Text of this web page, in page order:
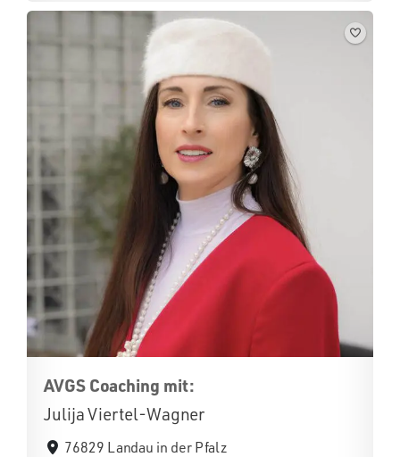
AVGS Coaching mit:
Julija Viertel-Wagner
76829 Landau in der Pfalz